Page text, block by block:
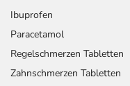
Ibuprofen
Paracetamol
Regelschmerzen Tabletten
Zahnschmerzen Tabletten